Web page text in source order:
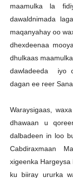
maamulka la
dawaldnimada
maqanyahay oo
dhexdeenaa
dhulkaas
dawladeeda iyo
dagan ee reer
Waraysigaas,
dhawaan u
dalbadeen in loo
Cabdiraxmaan
xigeenka
ku biiray ururka